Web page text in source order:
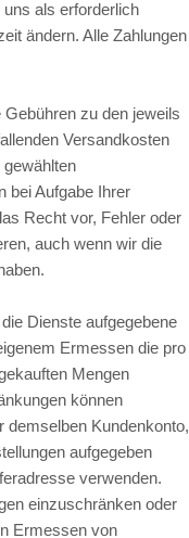
als erforderlich
ändern. Alle Zahlungen
zu den jeweils
Versandkosten
bei Aufgabe Ihrer
Recht vor, Fehler oder
auch wenn wir die
Dienste aufgegebene
Ermessen die pro
Mengen
können
demselben Kundenkonto,
aufgegeben
verwenden.
einzuschränken oder
Ermessen von